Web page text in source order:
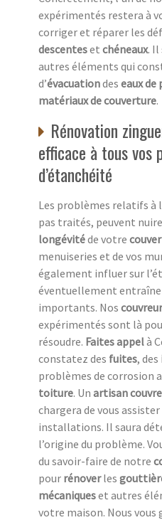
expérimentés restera à
corriger et réparer les
descenteset chéneaux. Il
autres éléments qui
d’évacuationdes eaux de
matériaux de couverture.
Rénovation
efficace à tous vos
d’étanchéité
Les problèmes relatifs à
pas traités, peuvent nuire
longévitéde votre
menuiseries et de vos
également influer sur
éventuellement
importants. Nos
expérimentés sont là
résoudre. Faites appelà
constatez des fuites, des
problèmes de corrosion
toiture. Un artisan
chargera de vous
installations. Il saura
l’origine du problème.
du savoir-faire de notre
pour rénoverles
mécaniqueset autres
votre maison. Nous vous